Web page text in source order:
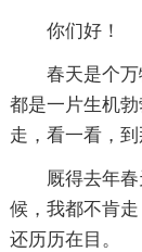
你们好！
春天是个
都是一片生机
走，看一看，到
厩得去年
候，我都不肯
还历历在目。